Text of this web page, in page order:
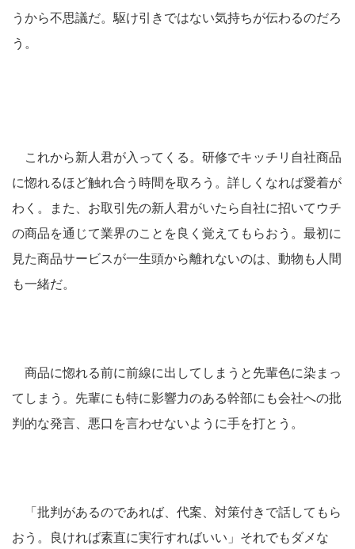
うから不思議だ。駆け引きではない気持ちが伝わるのだろ
う。
これから新人君が入ってくる。研修でキッチリ自社商品
に惚れるほど触れ合う時間を取ろう。詳しくなれば愛着が
わく。また、お取引先の新人君がいたら自社に招いてウチ
の商品を通じて業界のことを良く覚えてもらおう。最初に
見た商品サービスが一生頭から離れないのは、動物も人間
も一緒だ。
商品に惚れる前に前線に出してしまうと先輩色に染まっ
てしまう。先輩にも特に影響力のある幹部にも会社への批
判的な発言、悪口を言わせないように手を打とう。
「批判があるのであれば、代案、対策付きで話してもら
おう。良ければ素直に実行すればいい」それでもダメな